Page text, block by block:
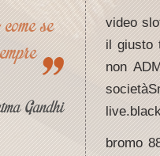
video
il giusto
non
bromo